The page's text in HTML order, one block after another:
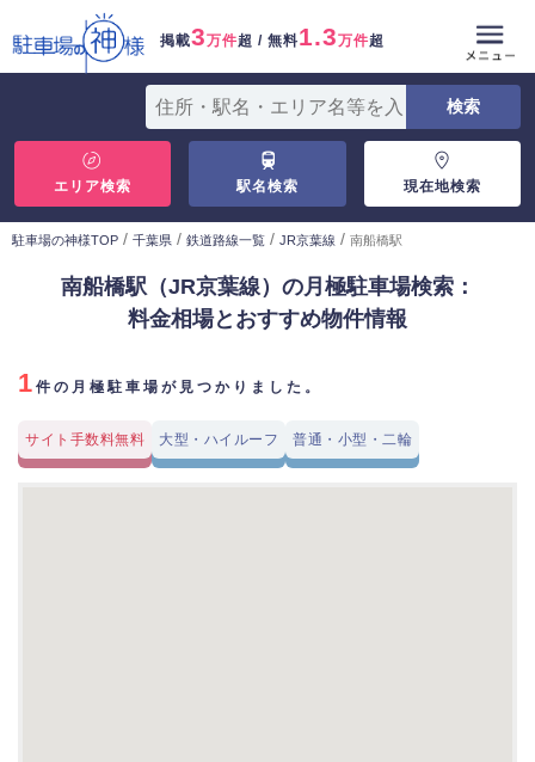
掲載3万件超 / 無料1.3万件超
エリア検索 駅名検索 現在地検索
駐車場の神様TOP / 千葉県 / 鉄道路線一覧 / JR京葉線 / 南船橋駅
南船橋駅（JR京葉線）の月極駐車場検索：
料金相場とおすすめ物件情報
1 件の月極駐車場が見つかりました。
サイト手数料無料 大型・ハイルーフ 普通・小型・二輪